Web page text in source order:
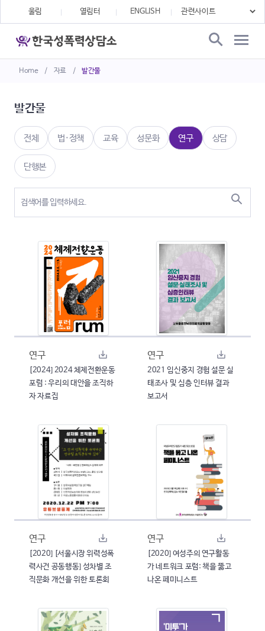
Home / 자료 / 발간물
울림 열림터 ENGLISH
발간물
전체 법·정책 교육 성문화 연구 상담
단행본
연구
[2024] 2024 체제전환운동
포럼 : 우리의 대안을 조직하
자 자료집
연구
2021 임신중지 경험 설문 실
태조사 및 심층 인터뷰 결과
보고서
연구
[2020] [서울시장 위력성폭
력사건 공동행동] 성차별 조
직문화 개선을 위한 토론회
연구
[2020] 여성주의 연구활동
가 네트워크 포럼: 책을 뚫고
나온 페미니스트